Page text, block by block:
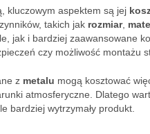
kluczowym aspektem są jej
takich jak rozmiar,
jak i bardziej zaawansowane
czy możliwość montażu
z metalu mogą kosztować
atmosferyczne. Dlatego
bardziej wytrzymały produkt.